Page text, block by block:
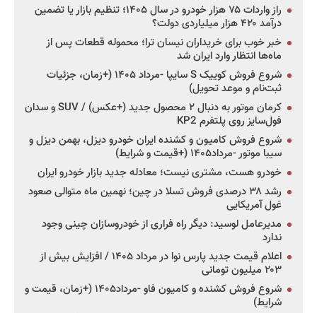
راز واردات ۷۵ هزار خودرو در سال ۱۴۰۵؛ تنظیم بازار یا تضمین
درآمد ۴۲۰ هزار میلیاردی دولت؟
خبر خوب برای خریداران نیسان ترا؛ محموله قطعات پس از
ماه‌ها انتظار وارد ایران شد
شروع فروش کوییک S سایپا -مرداد ۱۴۰۵ (+زمان، جزئیات
ثبت‌نام و موعد تحویل)
کرمان موتور به دنبال ۲ محصول جدید (+عکس) / SUV و سدان
فول‌سایز روی پلتفرم KP2
شروع فروش کامیون و کشنده ایران خودرو دیزل، بهمن دیزل و
سیبا موتور -مرداد۱۴۰۵ (+قیمت و شرایط)
خودرو هست، مشتری نیست؛ معادله جدید بازار خودرو ایران
رشد ۳۸ درصدی فروش تسلا در چین؛ نهمین ماه متوالی صعود
غول آمریکایی
مدیرعامل لوسید: دیگر راه فراری از خودروسازان چینی وجود
ندارد
اعلام قیمت جدید پارس نوا در مرداد ۱۴۰۵ / افزایش بیش از
۲۰۳ میلیون تومانی
شروع فروش کشنده و کامیون فاو -مرداد۱۴۰۵ (+زمان، قیمت و
شرایط)